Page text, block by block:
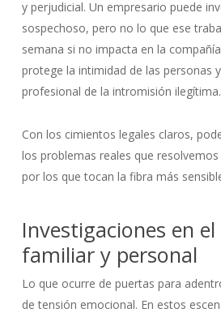
y perjudicial. Un empresario puede
sospechoso, pero no lo que ese
semana si no impacta en la
protege la intimidad de las personas
profesional de la intromisión ilegítima.
Con los cimientos legales claros,
los problemas reales que
por los que tocan la fibra más
Investigaciones en
familiar y personal
Lo que ocurre de puertas para
de tensión emocional. En estos